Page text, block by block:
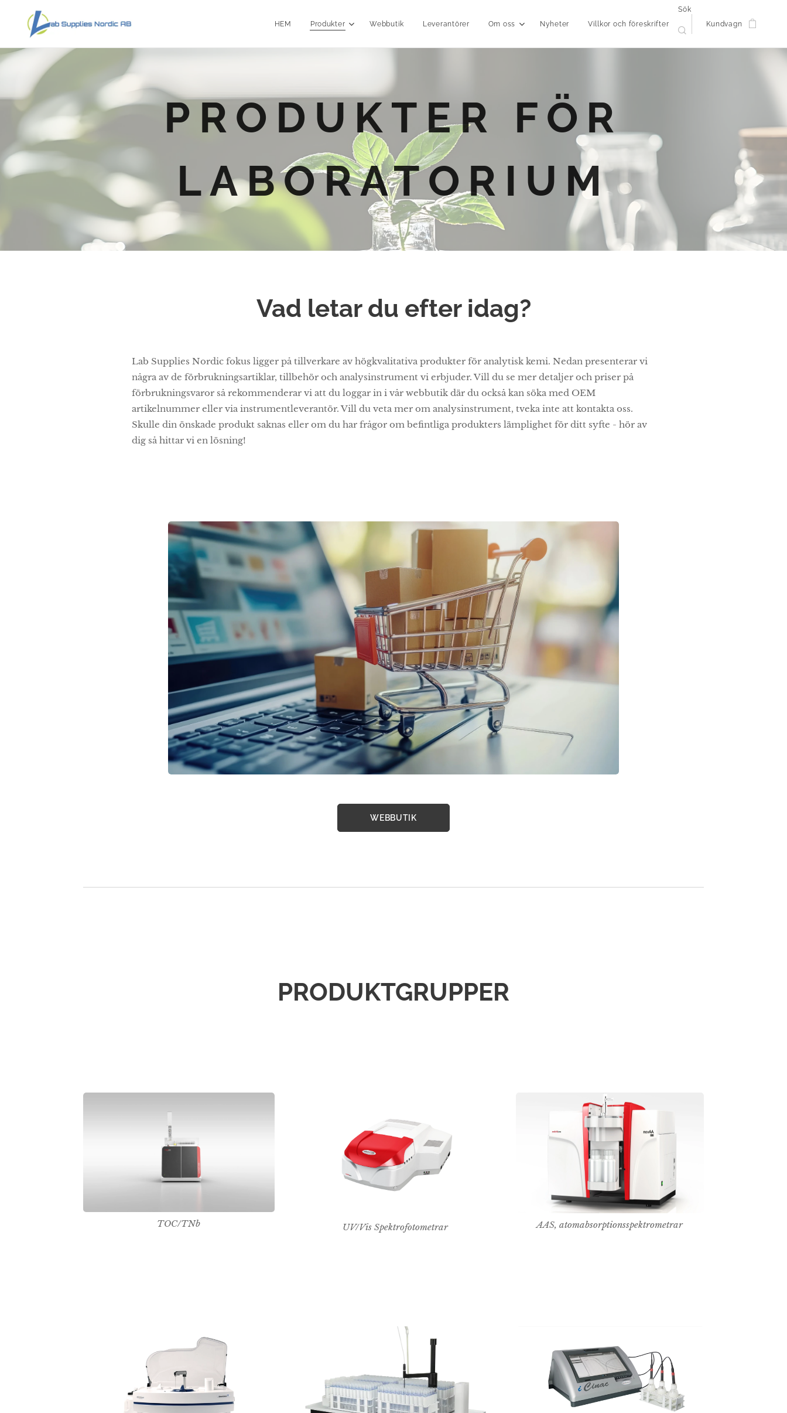
HEM Produkter Webbutik Leverantörer Om oss Nyheter Villkor och föreskrifter
Sök
Kundvagn
PRODUKTER FÖR
LABORATORIUM
Vad letar du efter idag?
Lab Supplies Nordic fokus ligger på tillverkare av högkvalitativa produkter för analytisk kemi. Nedan presenterar vi
några av de förbrukningsartiklar, tillbehör och analysinstrument vi erbjuder. Vill du se mer detaljer och priser på
förbrukningsvaror så rekommenderar vi att du loggar in i vår webbutik där du också kan söka med OEM
artikelnummer eller via instrumentleverantör. Vill du veta mer om analysinstrument, tveka inte att kontakta oss.
Skulle din önskade produkt saknas eller om du har frågor om befintliga produkters lämplighet för ditt syfte - hör av
dig så hittar vi en lösning!
WEBBUTIK
PRODUKTGRUPPER
TOC/TNb UV/Vis Spektrofotometrar AAS, atomabsorptionsspektrometrar